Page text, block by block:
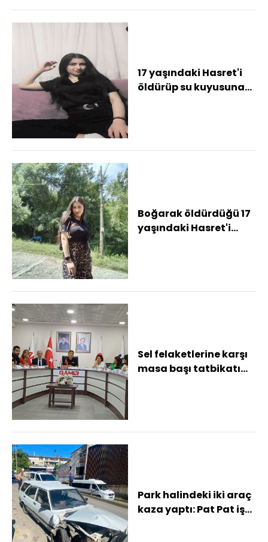
17 yaşındaki Hasret'i
öldürüp su kuyusuna
Boğarak öldürdüğü 17
yaşındaki Hasret'i
Sel felaketlerine karşı
masa başı tatbikatı
Park halindeki iki araç
kaza yaptı: Pat Pat iş